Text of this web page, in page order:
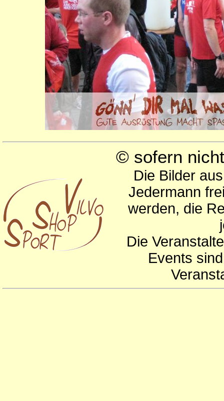
© sofern
Die Bilder
Jedermann
werden, die
Die
Events